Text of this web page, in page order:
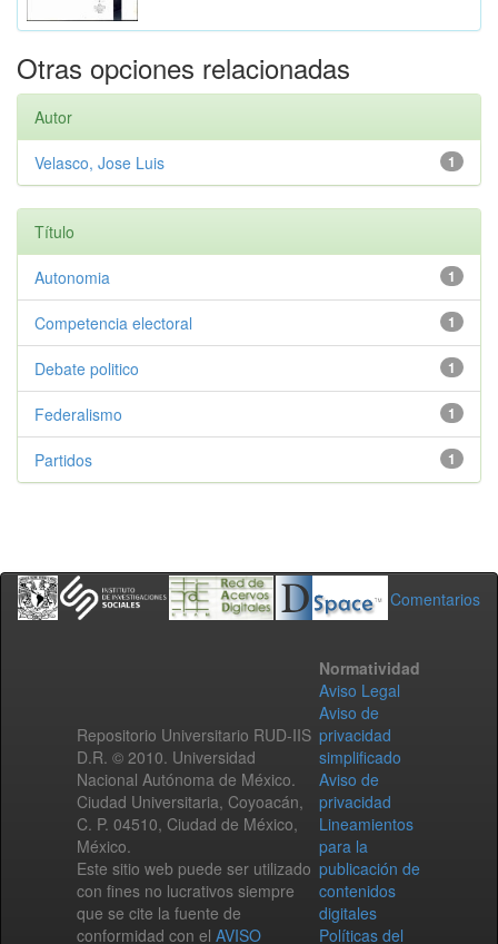
Otras opciones relacionadas
Autor
1
Velasco, Jose Luis
Título
1
Autonomia
1
Competencia electoral
1
Debate politico
1
Federalismo
1
Partidos
Comentarios
Repositorio Universitario RUD-IIS
D.R. © 2010. Universidad
Nacional Autónoma de México.
Ciudad Universitaria, Coyoacán,
C. P. 04510, Ciudad de México,
México.
Este sitio web puede ser utilizado
con fines no lucrativos siempre
que se cite la fuente de
conformidad con el AVISO
Normatividad
Aviso Legal
Aviso de
privacidad
simplificado
Aviso de
privacidad
Lineamientos
para la
publicación de
contenidos
digitales
Políticas del